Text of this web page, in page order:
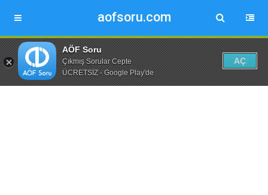
aofsoru.com
AÖF Soru
Çıkmış Sorular Cepte
ÜCRETSİZ - Google Play'de
AÇ